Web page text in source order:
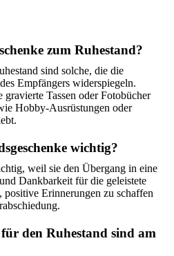
zum Ruhestand?
sind solche, die die
Empfängers widerspiegeln.
gravierte Tassen oder Fotobücher
Hobby-Ausrüstungen oder
wichtig?
weil sie den Übergang in eine
Dankbarkeit für die geleistete
Erinnerungen zu schaffen
den Ruhestand sind am